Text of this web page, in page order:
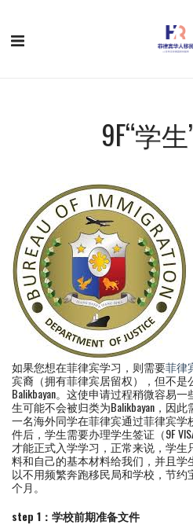
9F“学
如果您想在菲律宾学习，则需要菲律
宾裔（拥有菲律宾居留权），但不是
Balikbayan。这使申请过程稍微容易
生可能不会被归类为Balikbayan，因
一名海外同学在菲律宾通过菲律宾学
件后，学生需要办理学生签证（9F
才能正式入学学习，正常来说，学
料和自己的基本材料给我们，并且
以不用频繁奔跑移民局和学校，节约
个月。
step 1：学校前期准备文件